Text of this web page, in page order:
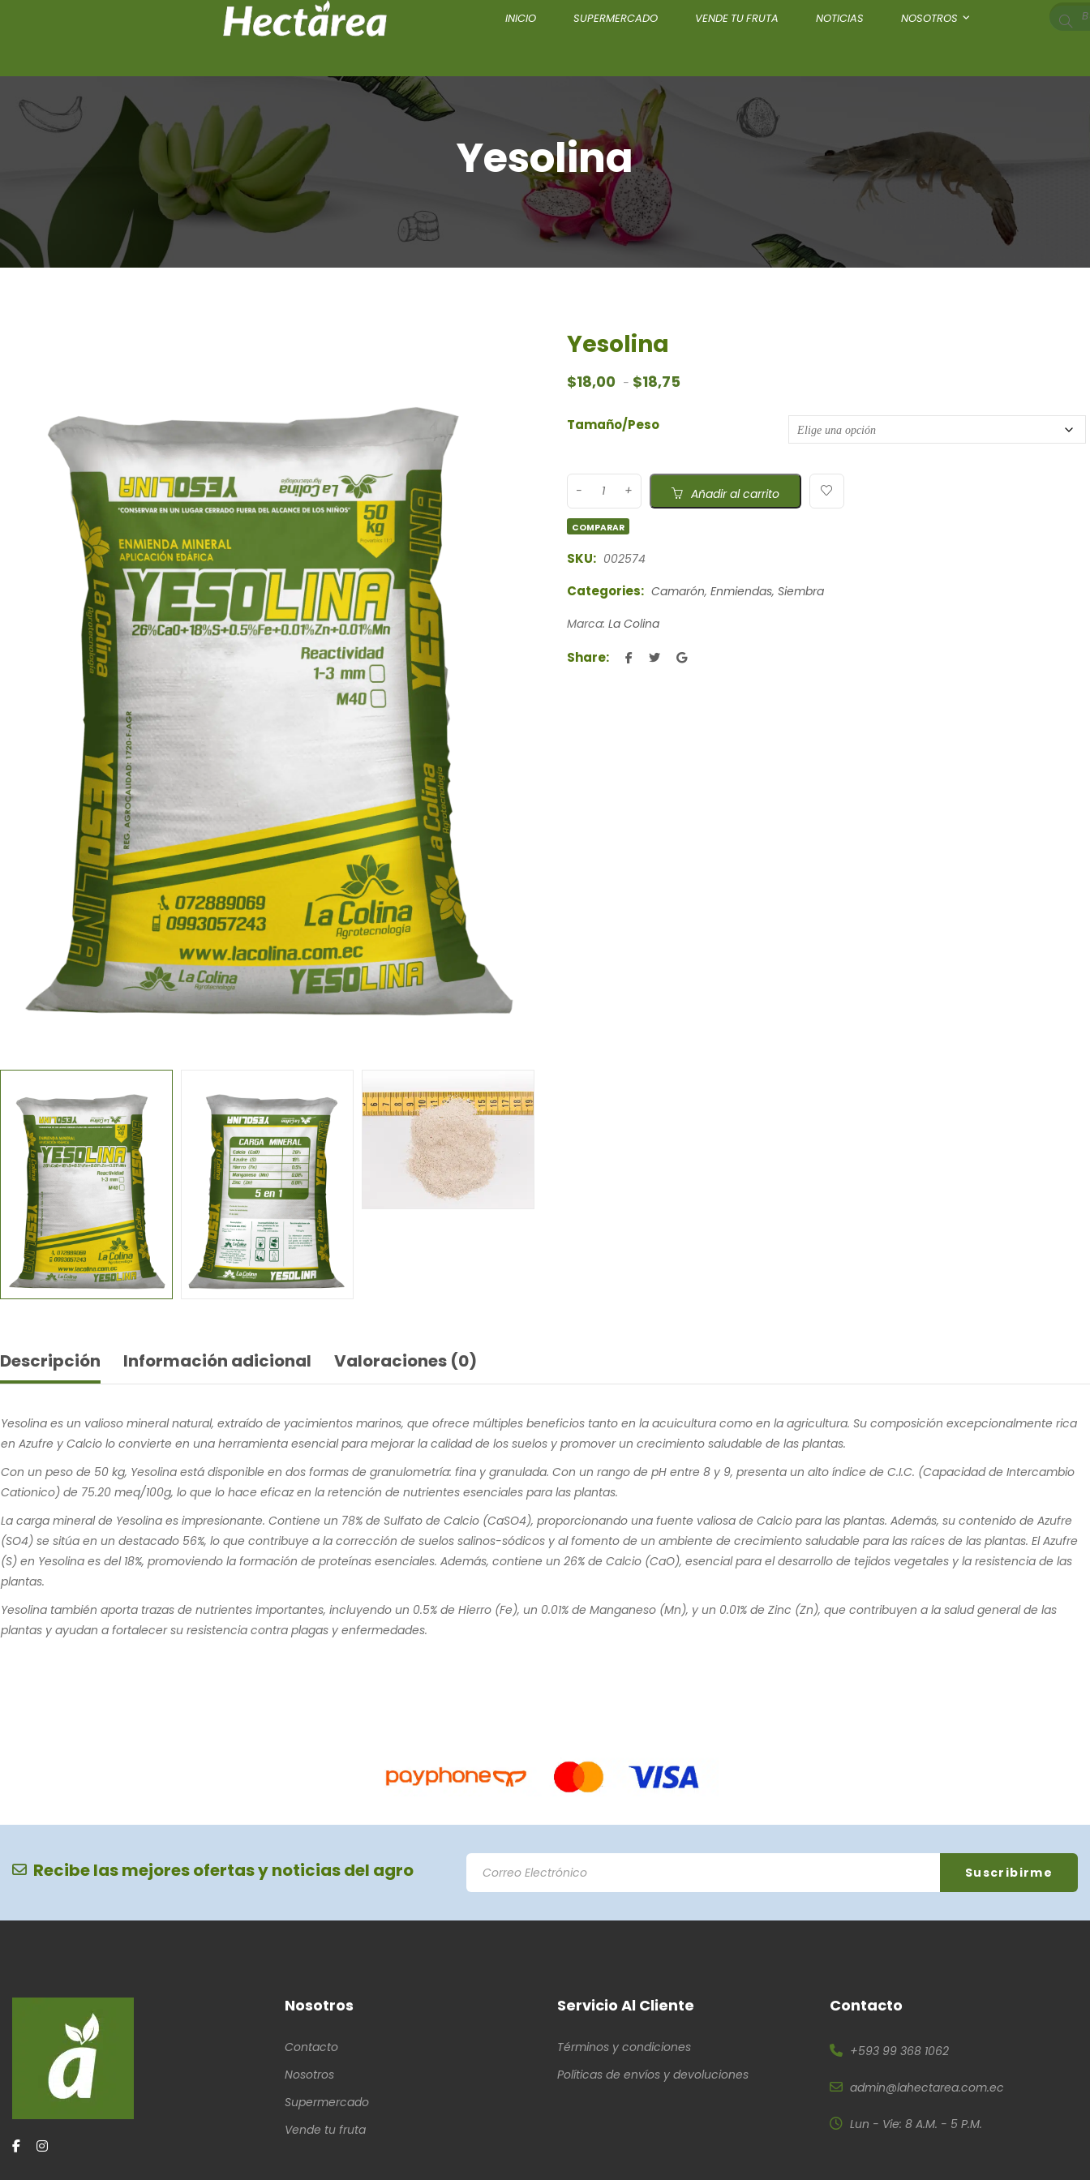
INICIO SUPERMERCADO VENDE TU FRUTA NOTICIAS NOSOTROS
Yesolina
Yesolina
$18,00 - $18,75
Tamaño/Peso
Añadir al carrito
COMPARAR
SKU: 002574
Categories: Camarón, Enmiendas, Siembra
Marca: La Colina
Share:
Descripción Información adicional Valoraciones (0)
Yesolina es un valioso mineral natural, extraído de yacimientos marinos, que ofrece múltiples beneficios tanto en la acuicultura como en la agricultura. Su composición excepcionalmente rica
en Azufre y Calcio lo convierte en una herramienta esencial para mejorar la calidad de los suelos y promover un crecimiento saludable de las plantas.
Con un peso de 50 kg, Yesolina está disponible en dos formas de granulometría: fina y granulada. Con un rango de pH entre 8 y 9, presenta un alto índice de C.I.C. (Capacidad de Intercambio
Cationico) de 75.20 meq/100g, lo que lo hace eficaz en la retención de nutrientes esenciales para las plantas.
La carga mineral de Yesolina es impresionante. Contiene un 78% de Sulfato de Calcio (CaSO4), proporcionando una fuente valiosa de Calcio para las plantas. Además, su contenido de Azufre
(SO4) se sitúa en un destacado 56%, lo que contribuye a la corrección de suelos salinos-sódicos y al fomento de un ambiente de crecimiento saludable para las raíces de las plantas. El Azufre
(S) en Yesolina es del 18%, promoviendo la formación de proteínas esenciales. Además, contiene un 26% de Calcio (CaO), esencial para el desarrollo de tejidos vegetales y la resistencia de las
plantas.
Yesolina también aporta trazas de nutrientes importantes, incluyendo un 0.5% de Hierro (Fe), un 0.01% de Manganeso (Mn), y un 0.01% de Zinc (Zn), que contribuyen a la salud general de las
plantas y ayudan a fortalecer su resistencia contra plagas y enfermedades.
Recibe las mejores ofertas y noticias del agro
Nosotros
Contacto
Nosotros
Supermercado
Vende tu fruta
Servicio Al Cliente
Términos y condiciones
Políticas de envíos y devoluciones
Contacto
+593 99 368 1062
admin@lahectarea.com.ec
Lun - Vie: 8 A.M. - 5 P.M.